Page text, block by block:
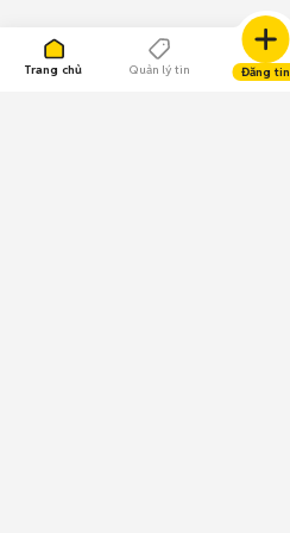
Trang chủ Quản lý tin Đăng tin